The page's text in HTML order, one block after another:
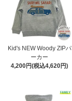
Kid's NEW Woody ZIPパ
ーカー
4,200円(税込4,620円)